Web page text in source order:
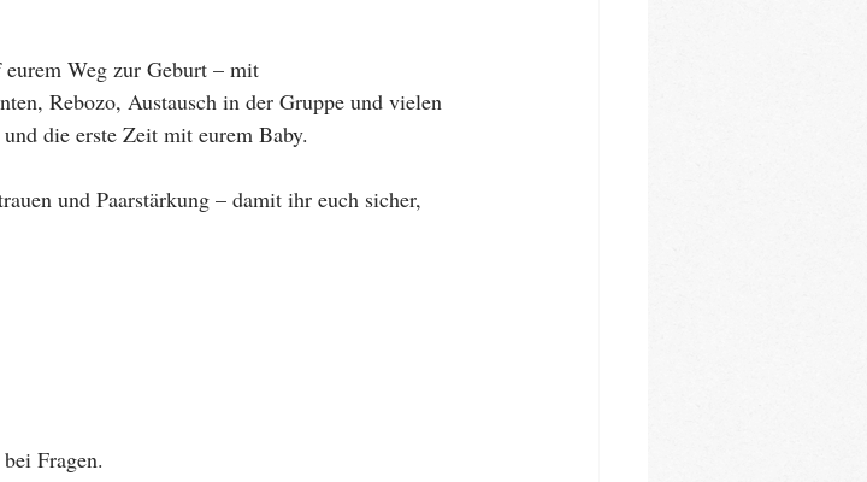
Weg zur Geburt – mit
Rebozo, Austausch in der Gruppe und vielen
die erste Zeit mit eurem Baby.
und Paarstärkung – damit ihr euch sicher,
Fragen.